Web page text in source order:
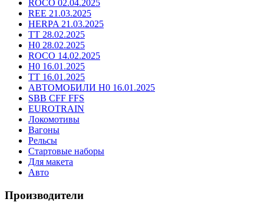
ROCO 02.04.2025
REE 21.03.2025
HERPA 21.03.2025
TT 28.02.2025
H0 28.02.2025
ROCO 14.02.2025
H0 16.01.2025
TT 16.01.2025
АВТОМОБИЛИ H0 16.01.2025
SBB CFF FFS
EUROTRAIN
Локомотивы
Вагоны
Рельсы
Стартовые наборы
Для макета
Авто
Производители